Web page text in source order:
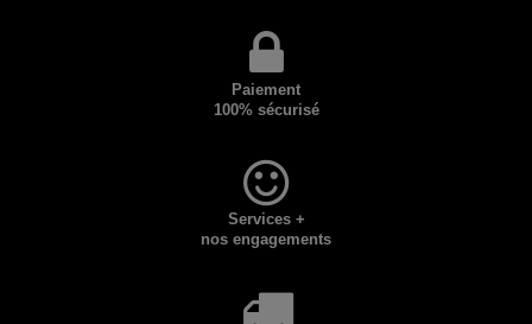
Paiement
100% sécurisé
Services +
nos engagements